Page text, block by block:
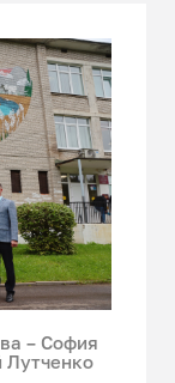
– София
Лутченко